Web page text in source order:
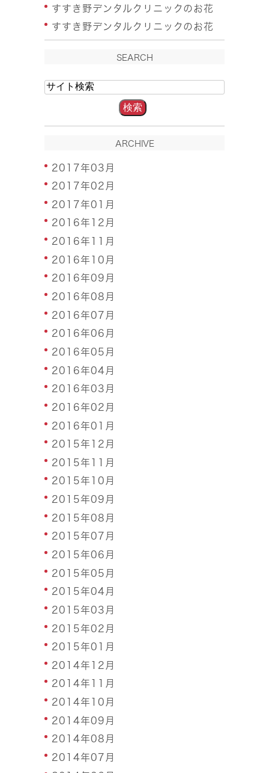
すすき野デンタルクリニックのお花
すすき野デンタルクリニックのお花
SEARCH
ARCHIVE
2017年03月
2017年02月
2017年01月
2016年12月
2016年11月
2016年10月
2016年09月
2016年08月
2016年07月
2016年06月
2016年05月
2016年04月
2016年03月
2016年02月
2016年01月
2015年12月
2015年11月
2015年10月
2015年09月
2015年08月
2015年07月
2015年06月
2015年05月
2015年04月
2015年03月
2015年02月
2015年01月
2014年12月
2014年11月
2014年10月
2014年09月
2014年08月
2014年07月